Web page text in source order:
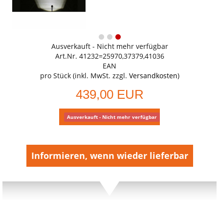
Ausverkauft - Nicht mehr verfügbar
Art.Nr. 41232=25970,37379,41036
EAN
pro Stück (inkl. MwSt. zzgl. Versandkosten)
439,00 EUR
Ausverkauft - Nicht mehr verfügbar
Informieren, wenn wieder lieferbar